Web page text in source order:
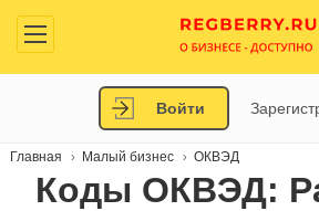
Войти
Главная Малый бизнес ОКВЭД
Коды ОКВЭД: